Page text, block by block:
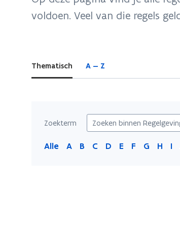
overheidscommunicatie
voldoen. Veel van die regels
Thematisch A — Z
Zoekterm
Alle A B C D E F G H I